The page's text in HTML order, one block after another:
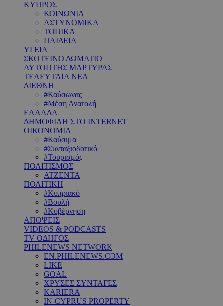
ΚΥΠΡΟΣ
ΚΟΙΝΩΝΙΑ
ΑΣΤΥΝΟΜΙΚΑ
ΤΟΠΙΚΑ
ΠΑΙΔΕΙΑ
ΥΓΕΙΑ
ΣΚΟΤΕΙΝΟ ΔΩΜΑΤΙΟ
ΑΥΤΟΠΤΗΣ ΜΑΡΤΥΡΑΣ
ΤΕΛΕΥΤΑΙΑ ΝΕΑ
ΔΙΕΘΝΗ
#Καύσωνας
#Μέση Ανατολή
ΕΛΛΑΔΑ
ΔΗΜΟΦΙΛΗ ΣΤΟ INTERNET
ΟΙΚΟΝΟΜΙΑ
#Καύσιμα
#Συνταξιοδοτικό
#Τουρισμός
ΠΟΛΙΤΙΣΜΟΣ
ΑΤΖΕΝΤΑ
ΠΟΛΙΤΙΚΗ
#Κυπριακό
#Βουλή
#Κυβέρνηση
ΑΠΟΨΕΙΣ
VIDEOS & PODCASTS
TV ΟΔΗΓΟΣ
PHILENEWS NETWORK
EN.PHILENEWS.COM
LIKE
GOAL
ΧΡΥΣΕΣ ΣΥΝΤΑΓΕΣ
KARIERA
IN-CYPRUS PROPERTY